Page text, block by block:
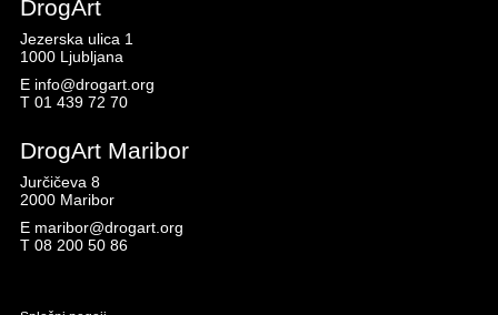
DrogArt
Jezerska ulica 1
1000 Ljubljana
E info@drogart.org
T 01 439 72 70
DrogArt Maribor
Jurčičeva 8
2000 Maribor
E maribor@drogart.org
T 08 200 50 86